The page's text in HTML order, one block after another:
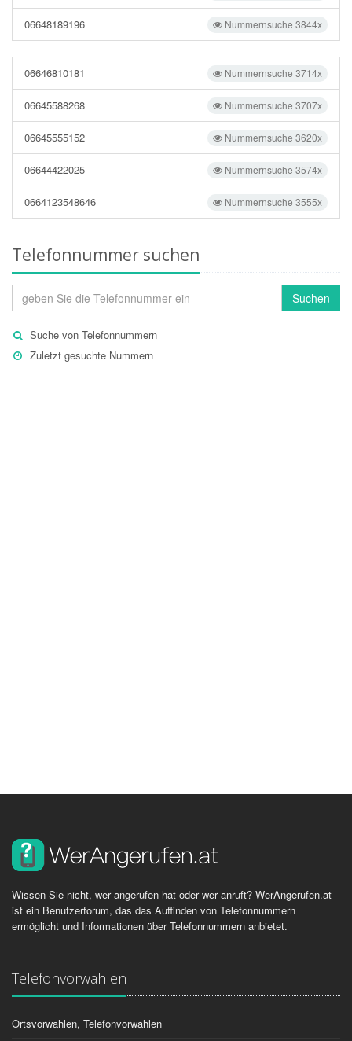
Nummernsuche 3844x
06648189196
Nummernsuche 3714x
06646810181
Nummernsuche 3707x
06645588268
Nummernsuche 3620x
06645555152
Nummernsuche 3574x
06644422025
Nummernsuche 3555x
0664123548646
Telefonnummer suchen
Suchen
Suche von Telefonnummern
Zuletzt gesuchte Nummern
Wissen Sie nicht, wer angerufen hat oder wer anruft? WerAngerufen.at
ist ein Benutzerforum, das das Auffinden von Telefonnummern
ermöglicht und Informationen über Telefonnummern anbietet.
Telefonvorwahlen
Ortsvorwahlen, Telefonvorwahlen